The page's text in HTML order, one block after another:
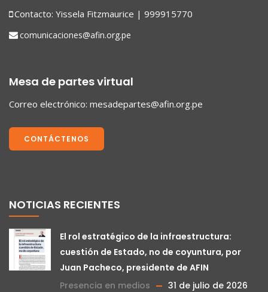
Contacto: Yissela Fitzmaurice | 999915770
comunicaciones@afin.org.pe
Mesa de partes virtual
Correo electrónico: mesadepartes@afin.org.pe
CONTÁCTENOS
NOTICIAS RECIENTES
El rol estratégico de la infraestructura:
cuestión de Estado, no de coyuntura, por
Juan Pacheco, presidente de AFIN
Presencia en medios
31 de julio de 2026